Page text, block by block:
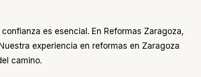
es esencial. En Reformas Zaragoza,
experiencia en reformas en Zaragoza
camino.